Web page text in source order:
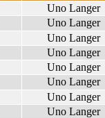
Uno Langer
Uno Langer
Uno Langer
Uno Langer
Uno Langer
Uno Langer
Uno Langer
Uno Langer